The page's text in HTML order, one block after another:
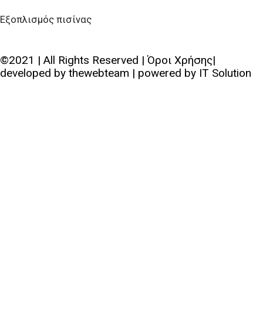
Εξοπλισμός πισίνας
©2021 | All Rights Reserved | Όροι Χρήσης|
developed by thewebteam | powered by IT Solution